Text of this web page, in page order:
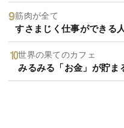
筋肉が全て
すさまじく仕事ができる
世界の果てのカフェ
みるみる「お金」が貯ま